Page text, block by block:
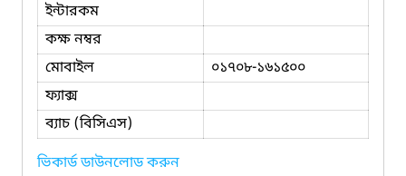
ইন্টারকম
কক্ষ নম্বর
মোবাইল
০১৭০৮-১৬১৫০০
ফ্যাক্স
ব্যাচ (বিসিএস)
ভিকার্ড ডাউনলোড করুন